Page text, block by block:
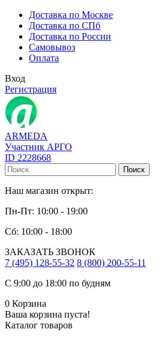
Доставка по Москве
Доставка по СПб
Доставка по России
Самовывоз
Оплата
Вход
Регистрация
ARMEDA
Участник АРГО
ID 2228668
Поиск
Наш магазин открыт:
Пн-Пт: 10:00 - 19:00
Сб: 10:00 - 18:00
ЗАКАЗАТЬ ЗВОНОК
7 (495) 128-55-32 8 (800) 200-55-11
С 9:00 до 18:00 по будням
0 Корзина
Ваша корзина пуста!
Каталог товаров